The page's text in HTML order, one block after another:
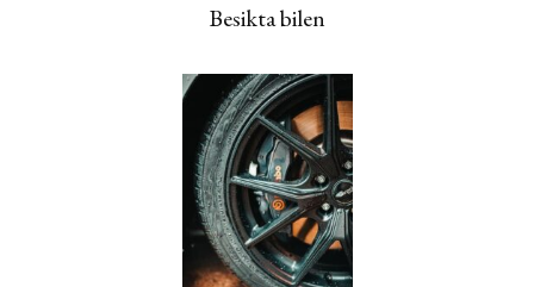
Besikta bilen